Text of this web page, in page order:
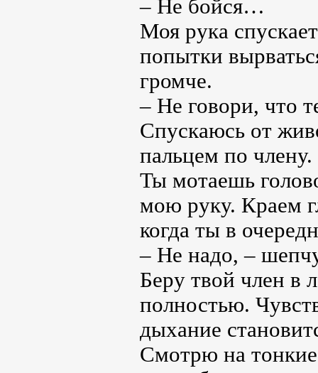
– Не бойся…
Моя рука
попытки
громче.
– Не говори, что
Спускаюсь от
пальцем по члену.
Ты мотаешь
мою руку. Краем
когда ты в
– Не надо, –
Беру твой член в
полностью.
дыхание
Смотрю на